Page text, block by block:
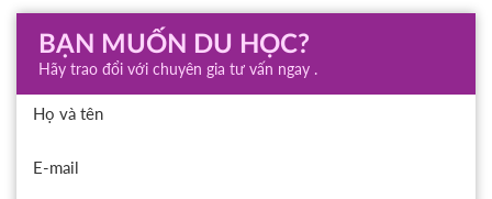
BẠN MUỐN DU HỌC?
Hãy trao đổi với chuyên gia tư vấn ngay .
Họ và tên
E-mail